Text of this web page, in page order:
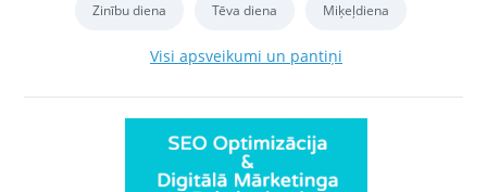
Zinību diena Tēva diena Miķeļdiena
Visi apsveikumi un pantiņi